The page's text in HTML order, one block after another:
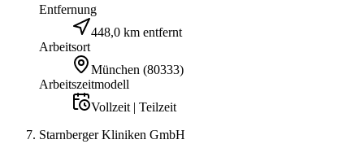
Entfernung
448,0 km entfernt
Arbeitsort
München (80333)
Arbeitszeitmodell
Vollzeit | Teilzeit
Starnberger Kliniken GmbH